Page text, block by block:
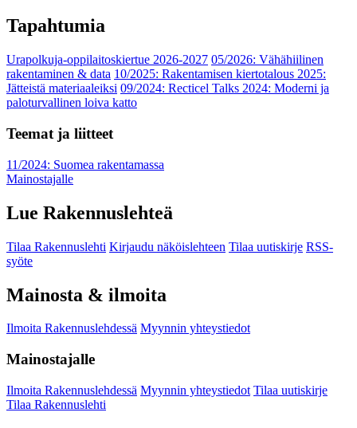
Tapahtumia
Urapolkuja-oppilaitoskiertue 2026-2027 05/2026: Vähähiilinen
rakentaminen & data 10/2025: Rakentamisen kiertotalous 2025:
Jätteistä materiaaleiksi 09/2024: Recticel Talks 2024: Moderni ja
paloturvallinen loiva katto
Teemat ja liitteet
11/2024: Suomea rakentamassa
Mainostajalle
Lue Rakennuslehteä
Tilaa Rakennuslehti Kirjaudu näköislehteen Tilaa uutiskirje RSS-
syöte
Mainosta & ilmoita
Ilmoita Rakennuslehdessä Myynnin yhteystiedot
Mainostajalle
Ilmoita Rakennuslehdessä Myynnin yhteystiedot Tilaa uutiskirje
Tilaa Rakennuslehti